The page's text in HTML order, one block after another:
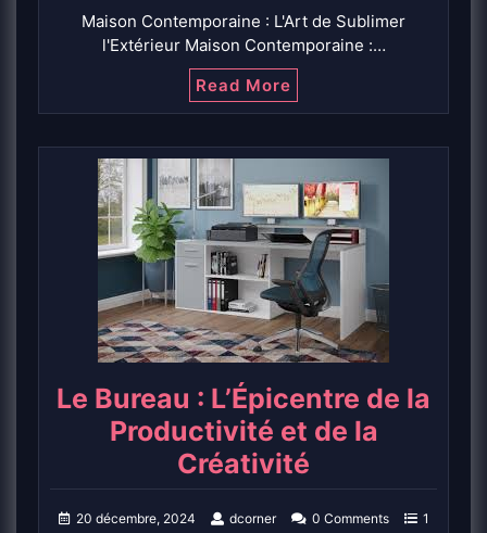
Maison Contemporaine : L'Art de Sublimer
l'Extérieur Maison Contemporaine :…
Read More
Le Bureau : L’Épicentre de la
Productivité et de la
Créativité
20 décembre, 2024 dcorner 0 Comments
1